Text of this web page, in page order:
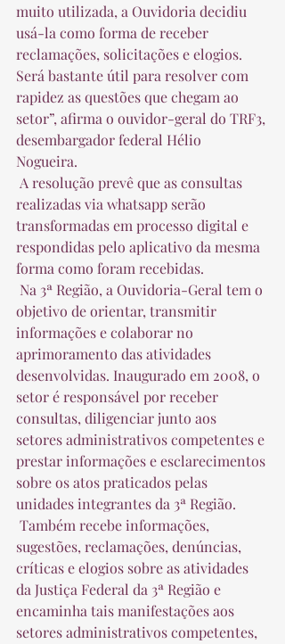
muito utilizada, a Ouvidoria decidiu
usá-la como forma de receber
reclamações, solicitações e elogios.
Será bastante útil para resolver com
rapidez as questões que chegam ao
setor”, afirma o ouvidor-geral do TRF3,
desembargador federal Hélio
Nogueira.
realizadas via whatsapp serão
transformadas em processo digital e
respondidas pelo aplicativo da mesma
forma como foram recebidas.
objetivo de orientar, transmitir
informações e colaborar no
aprimoramento das atividades
desenvolvidas. Inaugurado em 2008, o
setor é responsável por receber
consultas, diligenciar junto aos
setores administrativos competentes e
prestar informações e esclarecimentos
sobre os atos praticados pelas
unidades integrantes da 3ª Região.
sugestões, reclamações, denúncias,
críticas e elogios sobre as atividades
da Justiça Federal da 3ª Região e
encaminha tais manifestações aos
setores administrativos competentes,